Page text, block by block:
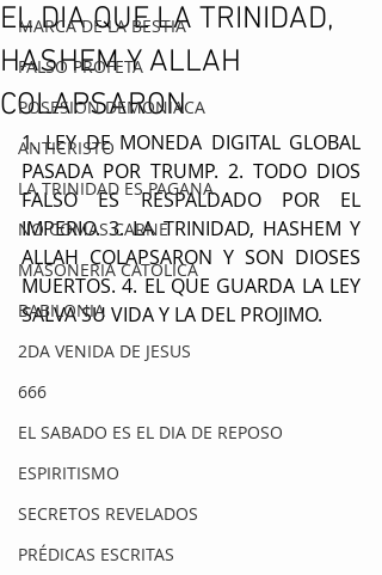
MARCA DE LA BESTIA
FALSO PROFETA
POSESION DEMONIACA
ANTICRISTO
LA TRINIDAD ES PAGANA
NO COMAS CARNE
MASONERIA CATOLICA
BABILONIA
2DA VENIDA DE JESUS
666
EL SABADO ES EL DIA DE REPOSO
ESPIRITISMO
SECRETOS REVELADOS
PRÉDICAS ESCRITAS
EL DIA QUE LA TRINIDAD,
HASHEM Y ALLAH
COLAPSARON
1. LEY DE MONEDA DIGITAL GLOBAL
PASADA POR TRUMP. 2. TODO DIOS
FALSO ES RESPALDADO POR EL
IMPERIO. 3. LA TRINIDAD, HASHEM Y
ALLAH COLAPSARON Y SON DIOSES
MUERTOS. 4. EL QUE GUARDA LA LEY
SALVA SU VIDA Y LA DEL PROJIMO.